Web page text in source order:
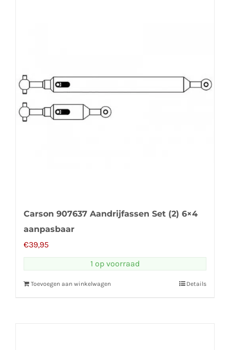
Carson 907637 Aandrijfassen Set (2) 6×4
aanpasbaar
€39,95
1 op voorraad
Toevoegen aan winkelwagen Details